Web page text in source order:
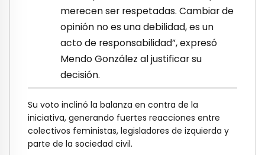
merecen ser respetadas. Cambiar de
opinión no es una debilidad, es un
acto de responsabilidad”, expresó
Mendo González al justificar su
decisión.
Su voto inclinó la balanza en contra de la
iniciativa, generando fuertes reacciones entre
colectivos feministas, legisladores de izquierda y
parte de la sociedad civil.